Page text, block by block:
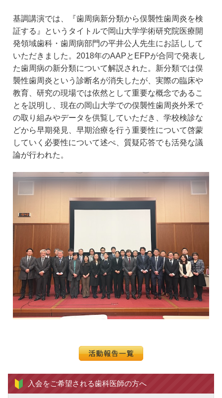
入会をご希望される歯科医師の方へ
基調講演では、『歯周病新分類から俣襲性歯周炎を検
証する』というタイトルで岡山大学学術研究院医療開
発領域歯科・歯周病部門の平井公人先生にお話しして
いただきました。2018年のAAPとEFPが合同で発表し
た歯周病の新分類について解説された。新分類では俣
襲性歯周炎という診断名が消失したが、実際の臨床や
教育、研究の現場では依然として重要な概念であるこ
とを説明し、現在の岡山大学での俣襲性歯周炎外釆で
の取り組みやデータを供覧していただき、学校検診な
どから早期発見、早期治療を行う重要性について啓蒙
していく必要性について述ぺ、質疑応答でも活発な議
論が行われた。